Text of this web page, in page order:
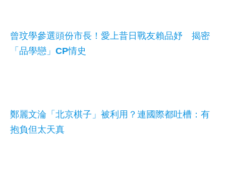
曾玟學參選頭份市長！愛上昔日戰友賴品妤 揭密
「品學戀」CP情史
鄭麗文淪「北京棋子」被利用？連國際都吐槽：有
抱負但太天真